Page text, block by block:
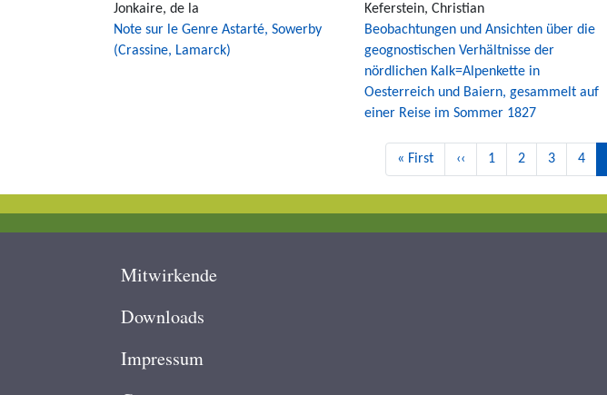
Jonkaire, de la
Note sur le Genre Astarté, Sowerby
(Crassine, Lamarck)
Keferstein, Christian
Beobachtungen und Ansichten über die
geognostischen Verhältnisse der
nördlichen Kalk=Alpenkette in
Oesterreich und Baiern, gesammelt auf
einer Reise im Sommer 1827
First
page
« First
Previous
page
‹‹ Page
1 Page
2 Page
3 Page
4
Footer
Mitwirkende
Downloads
Impressum